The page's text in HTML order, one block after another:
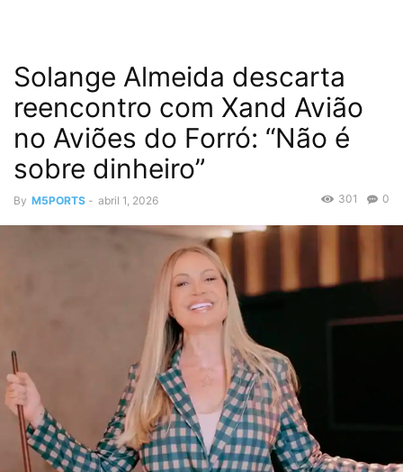
Solange Almeida descarta
reencontro com Xand Avião
no Aviões do Forró: “Não é
sobre dinheiro”
By M5PORTS - abril 1, 2026 0
301